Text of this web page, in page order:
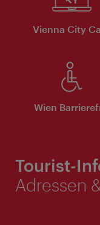
Vienna City
Wien
Tourist-
Adressen